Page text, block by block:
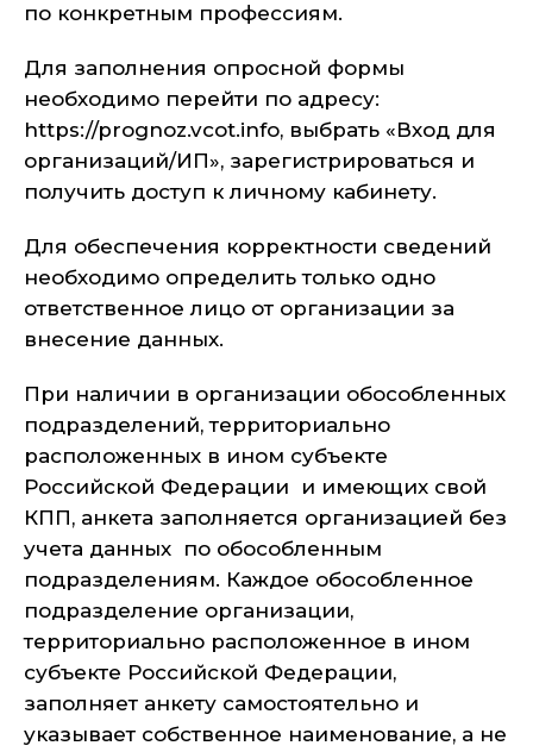
по конкретным профессиям.
Для заполнения опросной формы
необходимо перейти по адресу:
https://prognoz.vcot.info, выбрать «Вход для
организаций/ИП», зарегистрироваться и
получить доступ к личному кабинету.
Для обеспечения корректности сведений
необходимо определить только одно
ответственное лицо от организации за
внесение данных.
При наличии в организации обособленных
подразделений, территориально
расположенных в ином субъекте
Российской Федерации и имеющих свой
КПП, анкета заполняется организацией без
учета данных по обособленным
подразделениям. Каждое обособленное
подразделение организации,
территориально расположенное в ином
субъекте Российской Федерации,
заполняет анкету самостоятельно и
указывает собственное наименование, а не